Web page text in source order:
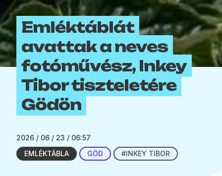
Emléktáblát
avattak a neves
fotóművész, Inkey
Tibor tiszteletére
Gödön
2026 / 06 / 23 / 06:57
EMLÉKTÁBLA
GÖD #INKEY TIBOR